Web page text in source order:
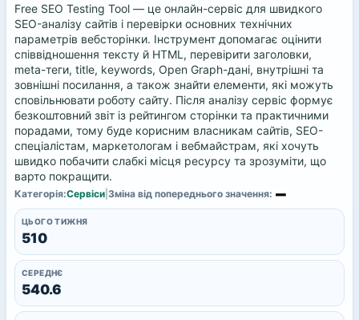
Free SEO Testing Tool — це онлайн-сервіс для швидкого
SEO-аналізу сайтів і перевірки основних технічних
параметрів вебсторінки. Інструмент допомагає оцінити
співвідношення тексту й HTML, перевірити заголовки,
meta-теги, title, keywords, Open Graph-дані, внутрішні та
зовнішні посилання, а також знайти елементи, які можуть
сповільнювати роботу сайту. Після аналізу сервіс формує
безкоштовний звіт із рейтингом сторінки та практичними
порадами, тому буде корисним власникам сайтів, SEO-
спеціалістам, маркетологам і вебмайстрам, які хочуть
швидко побачити слабкі місця ресурсу та зрозуміти, що
варто покращити.
Категорія:Сервіси Зміна від попереднього значення:
ЦЬОГО ТИЖНЯ
510
СЕРЕДНЄ
540.6